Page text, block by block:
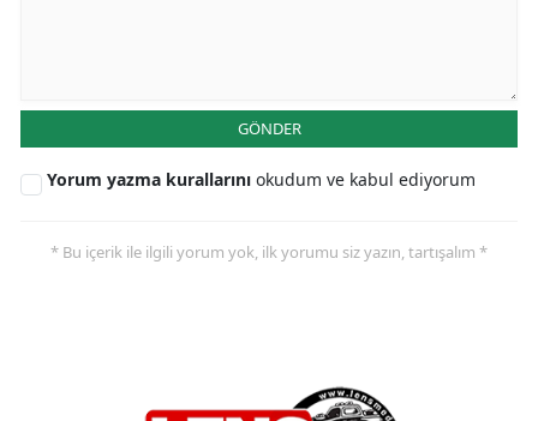
GÖNDER
Yorum yazma kurallarını okudum ve kabul ediyorum
* Bu içerik ile ilgili yorum yok, ilk yorumu siz yazın, tartışalım *